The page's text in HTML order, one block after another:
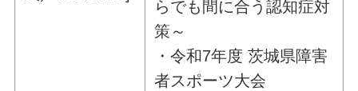
らでも間に合う認知症対
策～
・令和7年度 茨城県障害
者スポーツ大会